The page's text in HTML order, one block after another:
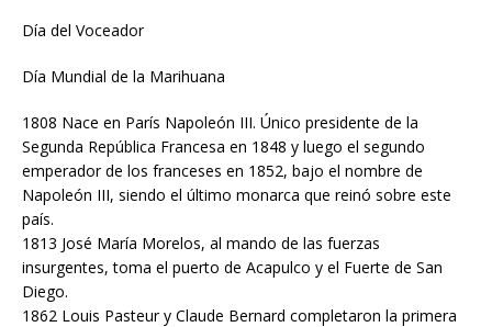
Día del Voceador
Día Mundial de la Marihuana
1808 Nace en París Napoleón III. Único presidente de la
Segunda República Francesa en 1848 y luego el segundo
emperador de los franceses en 1852, bajo el nombre de
Napoleón III, siendo el último monarca que reinó sobre este
país.
1813 José María Morelos, al mando de las fuerzas
insurgentes, toma el puerto de Acapulco y el Fuerte de San
Diego.
1862 Louis Pasteur y Claude Bernard completaron la primera